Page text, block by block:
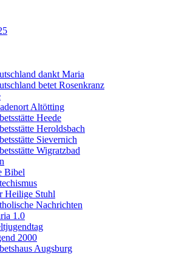
dankt Maria
betet Rosenkranz
Altötting
Heede
Heroldsbach
Sievernich
Wigratzbad
Bibel
Heilige Stuhl
Nachrichten
1.0
2000
Augsburg